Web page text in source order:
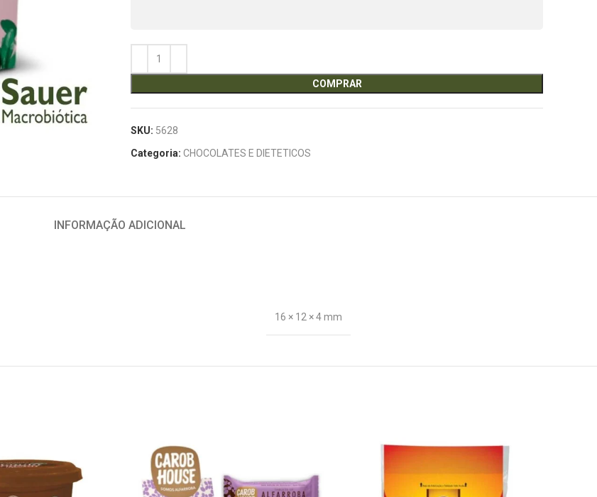
COMPRAR
SKU: 5628
Categoria: CHOCOLATES E DIETETICOS
INFORMAÇÃO ADICIONAL
16 × 12 × 4 mm